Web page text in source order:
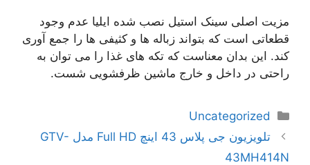
مزیت اصلی سینک استیل نصب شده ایلیا عدم وجود
قطعاتی است که بتواند زباله ها و کثیفی ها را جمع آوری
کند. این بدان معناست که تکه های غذا را می توان به
راحتی در داخل و خارج ماشین ظرفشویی شست.
دسته‌ها
Uncategorized
ناوبری
نوشته‌ها
تلویزیون جی پلاس 43 اینچ Full HD مدل GTV-
43MH414N